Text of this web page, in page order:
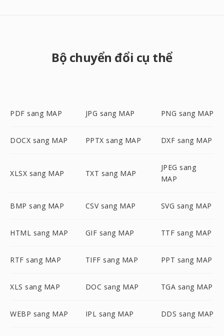
Bộ chuyển đổi cụ thể
PDF sang MAP JPG sang MAP PNG sang MAP
DOCX sang MAP PPTX sang MAP DXF sang MAP
XLSX sang MAP TXT sang MAP
JPEG sang
MAP
BMP sang MAP CSV sang MAP SVG sang MAP
HTML sang MAP GIF sang MAP TTF sang MAP
RTF sang MAP TIFF sang MAP PPT sang MAP
XLS sang MAP DOC sang MAP TGA sang MAP
WEBP sang MAP IPL sang MAP DDS sang MAP